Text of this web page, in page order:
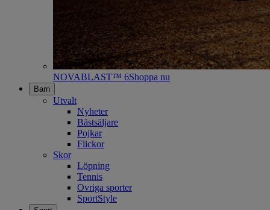
NOVABLAST™ 6Shoppa nu
Barn
Utvalt
Nyheter
Bästsäljare
Pojkar
Flickor
Skor
Löpning
Tennis
Ovriga sporter
SportStyle